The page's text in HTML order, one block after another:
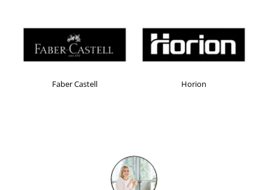
Branturi
Diverse accesorii
Articole de unica folosinta
Faber Castell Horion